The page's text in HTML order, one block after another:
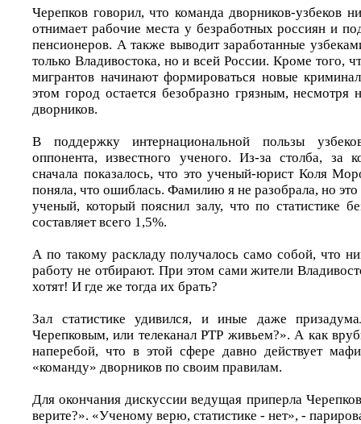
Черепков говорил, что команда дворников-узбеков
отнимает рабочие места у безработных россиян и
пенсионеров. А также выводит заработанные
только Владивостока, но и всей России. Кроме того,
мигрантов начинают формироваться новые
этом город остается безобразно грязным, несмотря
дворников.
В поддержку интернациональной пользы
оппонента, известного ученого. Из-за столба, за
сначала показалось, что это ученый-юрист Коля
поняла, что ошиблась. Фамилию я не разобрала, но
ученый, который пояснил залу, что по статистике
составляет всего 1,5%.
А по такому раскладу получалось само собой, что
работу не отбирают. При этом сами жители
хотят! И где же тогда их брать?
Зал статистике удивился, и иные даже
Черепковым, или телеканал РТР живьем?». А как
наперебой, что в этой сфере давно действует
«команду» дворников по своим правилам.
Для окончания дискуссии ведущая приперла
верите?». «Ученому верю, статистике - нет», -